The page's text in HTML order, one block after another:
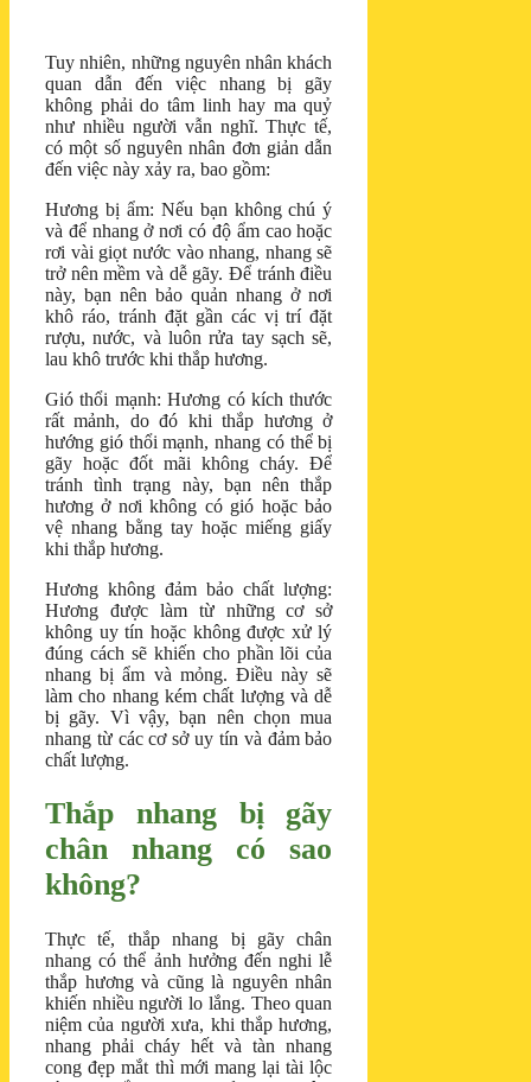
Tuy nhiên, những nguyên nhân khách
quan dẫn đến việc nhang bị gãy
không phải do tâm linh hay ma quỷ
như nhiều người vẫn nghĩ. Thực tế,
có một số nguyên nhân đơn giản dẫn
đến việc này xảy ra, bao gồm:
Hương bị ẩm: Nếu bạn không chú ý
và để nhang ở nơi có độ ẩm cao hoặc
rơi vài giọt nước vào nhang, nhang sẽ
trở nên mềm và dễ gãy. Để tránh điều
này, bạn nên bảo quản nhang ở nơi
khô ráo, tránh đặt gần các vị trí đặt
rượu, nước, và luôn rửa tay sạch sẽ,
lau khô trước khi thắp hương.
Gió thổi mạnh: Hương có kích thước
rất mảnh, do đó khi thắp hương ở
hướng gió thổi mạnh, nhang có thể bị
gãy hoặc đốt mãi không cháy. Để
tránh tình trạng này, bạn nên thắp
hương ở nơi không có gió hoặc bảo
vệ nhang bằng tay hoặc miếng giấy
khi thắp hương.
Hương không đảm bảo chất lượng:
Hương được làm từ những cơ sở
không uy tín hoặc không được xử lý
đúng cách sẽ khiến cho phần lõi của
nhang bị ẩm và mỏng. Điều này sẽ
làm cho nhang kém chất lượng và dễ
bị gãy. Vì vậy, bạn nên chọn mua
nhang từ các cơ sở uy tín và đảm bảo
chất lượng.
Thắp nhang bị gãy
chân nhang có sao
không?
Thực tế, thắp nhang bị gãy chân
nhang có thể ảnh hưởng đến nghi lễ
thắp hương và cũng là nguyên nhân
khiến nhiều người lo lắng. Theo quan
niệm của người xưa, khi thắp hương,
nhang phải cháy hết và tàn nhang
cong đẹp mắt thì mới mang lại tài lộc